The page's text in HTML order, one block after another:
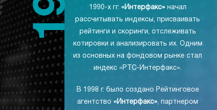
1990-х гг. «Интерфакс»начал
рассчитывать индексы, присваивать
рейтинги и скоринги, отслеживать
котировки и анализировать их. Одним
из основных на фондовом рынке стал
индекс «РТС-Интерфакс».
В 1998 г. было создано Рейтинговое
агентство «Интерфакс», партнером